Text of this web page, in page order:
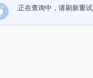
正在查询中，请刷新重试